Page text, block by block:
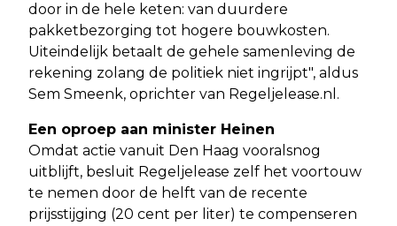
door in de hele keten: van duurdere
pakketbezorging tot hogere bouwkosten.
Uiteindelijk betaalt de gehele samenleving de
rekening zolang de politiek niet ingrijpt", aldus
Sem Smeenk, oprichter van Regeljelease.nl.
Een oproep aan minister Heinen
Omdat actie vanuit Den Haag vooralsnog
uitblijft, besluit Regeljelease zelf het voortouw
te nemen door de helft van de recente
prijsstijging (20 cent per liter) te compenseren